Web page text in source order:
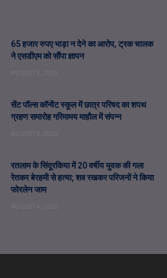
65 हजार रुपए भाड़ा न देने का आरोप, ट्रक चालक
ने एसडीएम को सौंपा ज्ञापन
सेंट पॉल्स कॉन्वेंट स्कूल में छात्र परिषद का शपथ
ग्रहण समारोह गरिमामय माहौल में संपन्न
रतलाम के सिंदूरकिया में 20 वर्षीय युवक की गला
रेतकर बेरहमी से हत्या; शव रखकर परिजनों ने किया
फोरलेन जाम